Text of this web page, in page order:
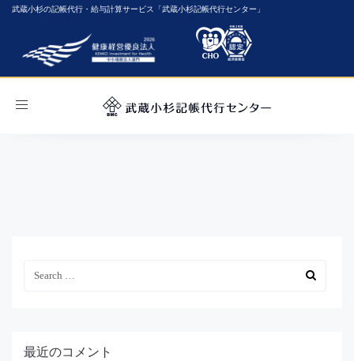
武蔵小杉の記帳代行・給与計算サービス「武蔵小杉記帳代行センター」
Toggle
最近のコメント